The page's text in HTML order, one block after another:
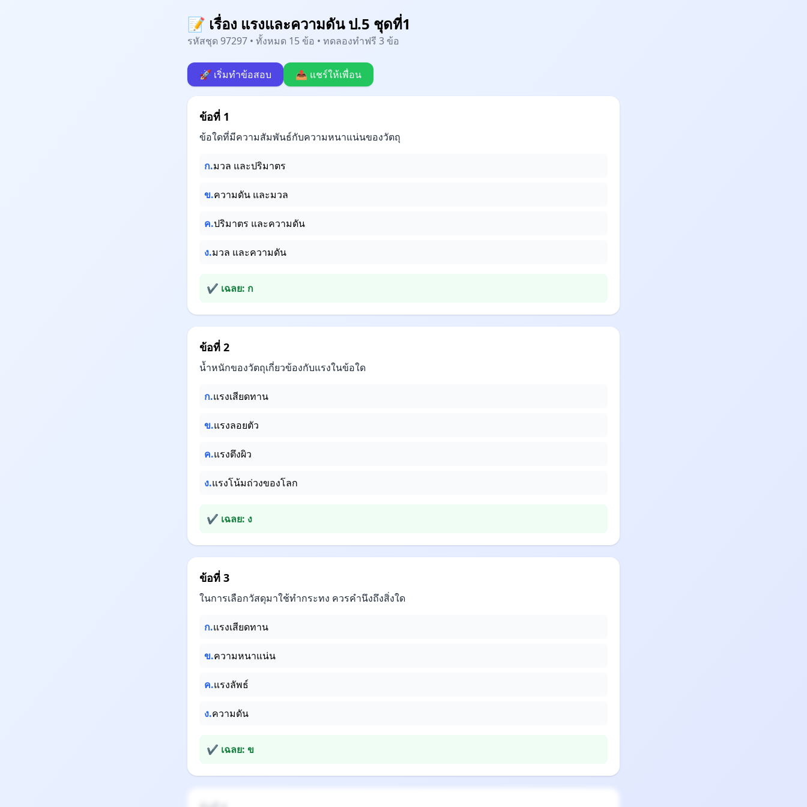
📝 เรื่อง แรงและความดัน ป.5 ชุดที่1
รหัสชุด 97297 • ทั้งหมด 15 ข้อ • ทดลองทำฟรี 3 ข้อ
🚀 เริ่มทำข้อสอบ 📤 แชร์ให้เพื่อน
ข้อที่ 1
ข้อใดที่มีความสัมพันธ์กับความหนาแน่นของวัตถุ
ก.มวล และปริมาตร
ข.ความดัน และมวล
ค.ปริมาตร และความดัน
ง.มวล และความดัน
✔ เฉลย: ก
ข้อที่ 2
น้ำหนักของวัตถุเกี่ยวข้องกับแรงในข้อใด
ก.แรงเสียดทาน
ข.แรงลอยตัว
ค.แรงตึงผิว
ง.แรงโน้มถ่วงของโลก
✔ เฉลย: ง
ข้อที่ 3
ในการเลือกวัสดุมาใช้ทำกระทง ควรคำนึงถึงสิ่งใด
ก.แรงเสียดทาน
ข.ความหนาแน่น
ค.แรงลัพธ์
ง.ความดัน
✔ เฉลย: ข